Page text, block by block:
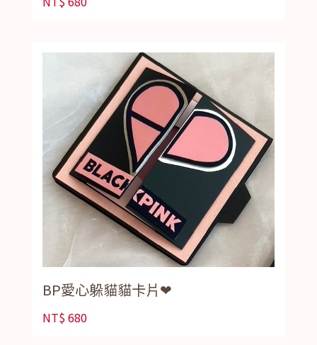
BP愛心躲貓貓卡片❤
NT$680